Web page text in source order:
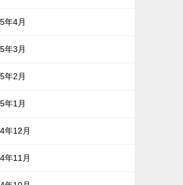
年4月
年3月
年2月
年1月
年12月
年11月